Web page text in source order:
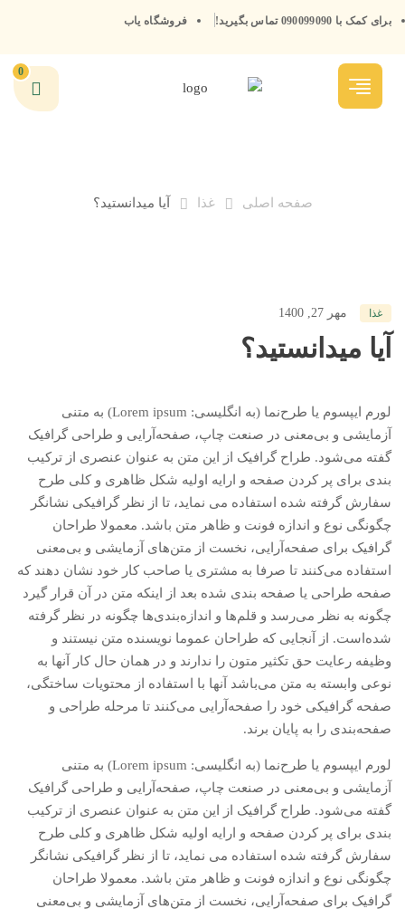
برای کمک با 090099090 تماس بگیرید! فروشگاه یاب
0
صفحه اصلی غذا آیا میدانستید؟
غذا مهر 27, 1400
آیا میدانستید؟
لورم ایپسوم یا طرح‌نما (به انگلیسی: Lorem ipsum) به متنی
آزمایشی و بی‌معنی در صنعت چاپ، صفحه‌آرایی و طراحی گرافیک
گفته می‌شود. طراح گرافیک از این متن به عنوان عنصری از ترکیب
بندی برای پر کردن صفحه و ارایه اولیه شکل ظاهری و کلی طرح
سفارش گرفته شده استفاده می نماید، تا از نظر گرافیکی نشانگر
چگونگی نوع و اندازه فونت و ظاهر متن باشد. معمولا طراحان
گرافیک برای صفحه‌آرایی، نخست از متن‌های آزمایشی و بی‌معنی
استفاده می‌کنند تا صرفا به مشتری یا صاحب کار خود نشان دهند که
صفحه طراحی یا صفحه بندی شده بعد از اینکه متن در آن قرار گیرد
چگونه به نظر می‌رسد و قلم‌ها و اندازه‌بندی‌ها چگونه در نظر گرفته
شده‌است. از آنجایی که طراحان عموما نویسنده متن نیستند و
وظیفه رعایت حق تکثیر متون را ندارند و در همان حال کار آنها به
نوعی وابسته به متن می‌باشد آنها با استفاده از محتویات ساختگی،
صفحه گرافیکی خود را صفحه‌آرایی می‌کنند تا مرحله طراحی و
صفحه‌بندی را به پایان برند.
لورم ایپسوم یا طرح‌نما (به انگلیسی: Lorem ipsum) به متنی
آزمایشی و بی‌معنی در صنعت چاپ، صفحه‌آرایی و طراحی گرافیک
گفته می‌شود. طراح گرافیک از این متن به عنوان عنصری از ترکیب
بندی برای پر کردن صفحه و ارایه اولیه شکل ظاهری و کلی طرح
سفارش گرفته شده استفاده می نماید، تا از نظر گرافیکی نشانگر
چگونگی نوع و اندازه فونت و ظاهر متن باشد. معمولا طراحان
گرافیک برای صفحه‌آرایی، نخست از متن‌های آزمایشی و بی‌معنی